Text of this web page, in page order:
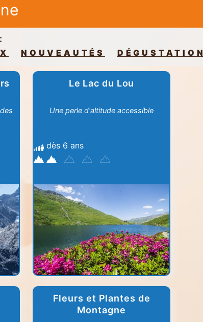
NOUVEAUTÉS DÉGUSTATION
Le Lac du Lou
Une perle d'altitude accessible
dès 6 ans
Fleurs et Plantes de
Montagne